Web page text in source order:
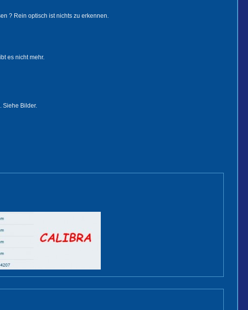
? Rein optisch ist nichts zu erkennen.
es nicht mehr.
Siehe Bilder.